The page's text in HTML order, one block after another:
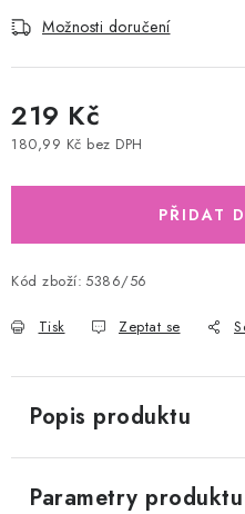
Možnosti doručení
219 Kč
180,99 Kč bez DPH
PŘIDAT
Kód zboží: 5386/56
Tisk Zeptat se
Popis produktu
Parametry produktu